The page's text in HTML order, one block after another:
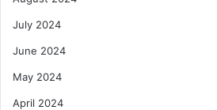
July 2024
June 2024
May 2024
April 2024